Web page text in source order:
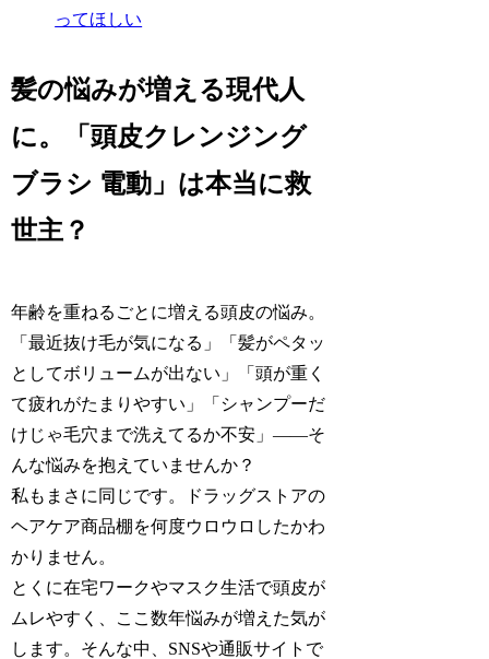
ってほしい
髪の悩みが増える現代人
に。「頭皮クレンジング
ブラシ 電動」は本当に救
世主？
年齢を重ねるごとに増える頭皮の悩み。
「最近抜け毛が気になる」「髪がペタッ
としてボリュームが出ない」「頭が重く
て疲れがたまりやすい」「シャンプーだ
けじゃ毛穴まで洗えてるか不安」——そ
んな悩みを抱えていませんか？
私もまさに同じです。ドラッグストアの
ヘアケア商品棚を何度ウロウロしたかわ
かりません。
とくに在宅ワークやマスク生活で頭皮が
ムレやすく、ここ数年悩みが増えた気が
します。そんな中、SNSや通販サイトで